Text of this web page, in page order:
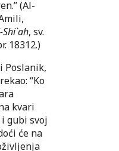
(Al-
, sv.
18312.)
Poslanik,
“Ko
kvari
gubi svoj
će na